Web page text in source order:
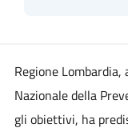
Regione
Nazionale della
gli obiettivi, ha